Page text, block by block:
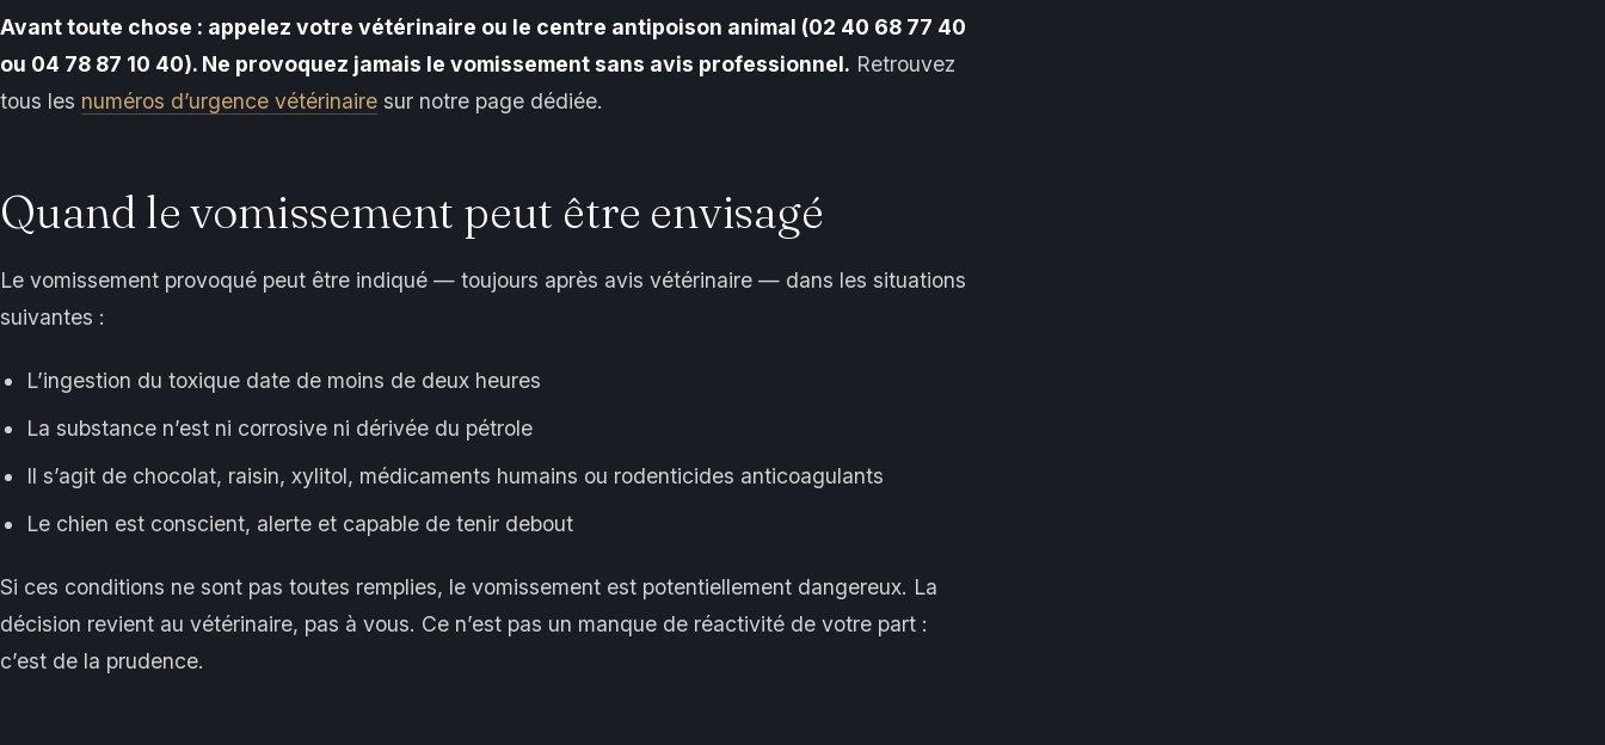
Avant toute chose : appelez votre vétérinaire ou le centre antipoison animal (02 40 68 77 40
ou 04 78 87 10 40). Ne provoquez jamais le vomissement sans avis professionnel. Retrouvez
tous les numéros d’urgence vétérinaire sur notre page dédiée.
Quand le vomissement peut être envisagé
Le vomissement provoqué peut être indiqué — toujours après avis vétérinaire — dans les situations
suivantes :
L’ingestion du toxique date de moins de deux heures
La substance n’est ni corrosive ni dérivée du pétrole
Il s’agit de chocolat, raisin, xylitol, médicaments humains ou rodenticides anticoagulants
Le chien est conscient, alerte et capable de tenir debout
Si ces conditions ne sont pas toutes remplies, le vomissement est potentiellement dangereux. La
décision revient au vétérinaire, pas à vous. Ce n’est pas un manque de réactivité de votre part :
c’est de la prudence.